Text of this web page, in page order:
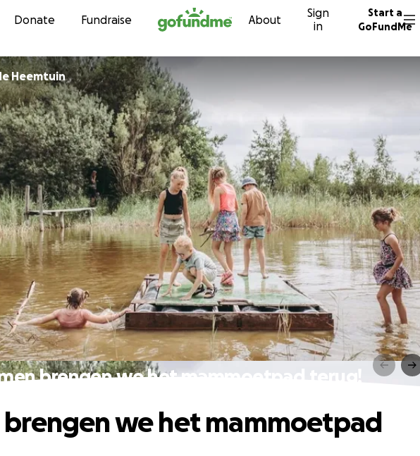
Skip to content
Donate Fundraise About
Sign
in
Start a
GoFundMe
Heemtuin
brengen we het mammoetpad terug!
brengen we het mammoetpad